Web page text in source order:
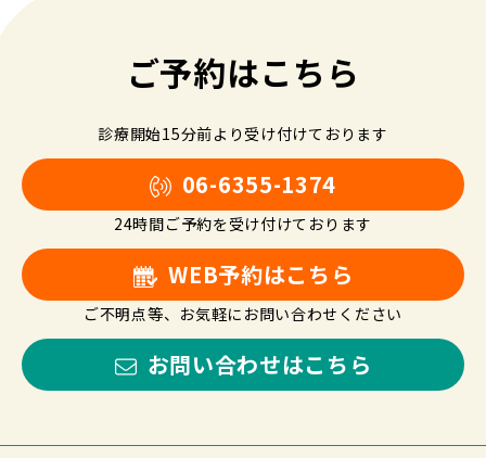
ご予約はこちら
診療開始15分前より受け付けております
06-6355-1374
24時間ご予約を受け付けております
WEB予約はこちら
ご不明点等、お気軽にお問い合わせください
お問い合わせはこちら